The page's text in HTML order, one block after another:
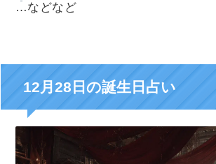
…などなど
12月28日の誕生日占い